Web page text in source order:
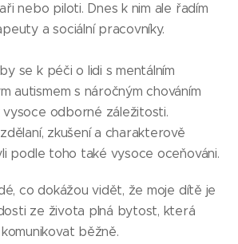
nebo piloti. Dnes k nim ale řadím
a sociální pracovníky.
se k péči o lidi s mentálním
autismem s náročným chováním
odborné záležitosti.
zkušení a charakterově
podle toho také vysoce oceňováni.
co dokážou vidět, že moje dítě je
ze života plná bytost, která
běžně.